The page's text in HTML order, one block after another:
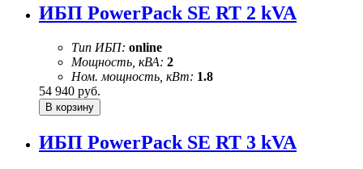
ИБП PowerPack SE RT 2 kVA
Тип ИБП: online
Мощность, кВА: 2
Ном. мощность, кВт: 1.8
54 940 руб.
ИБП PowerPack SE RT 3 kVA